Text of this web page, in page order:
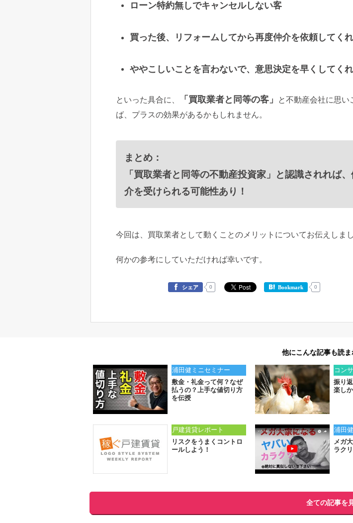
ローン特約無しでキャンセルしない客
買った後、リフォームしてから再度仲介を依頼してく
ややこしいことを言わないで、意思決定を早くしてく
といった具合に、 「買取業者と同等の客」
と不動産会社に思
ば、プラスの効果があるかもしれません。
まとめ：
「買取業者と同等の不動産投資家」と認識されれば
介を受けられる可能性あり！
今回は、買取業者として動くことのメリットについてお伝えしまし
何かの参考にしていただければ幸いです。
シェア 0 Bookmark 0
他にこんな記事も読
浦田健ミニセミナー
敷金・礼金って何？なぜ
払うの？上手な値切り方
を伝授
コン
振り
楽し
戸建賃貸レポート
リスクをうまくコントロ
ールしよう！
浦田
メガ
ラクリ
全ての記事を